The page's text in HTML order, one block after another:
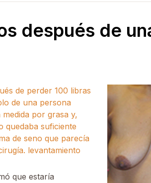
después de
de perder 100 libras
de una persona
por grasa y,
quedaba suficiente
de seno que parecía
levantamiento
que estaría